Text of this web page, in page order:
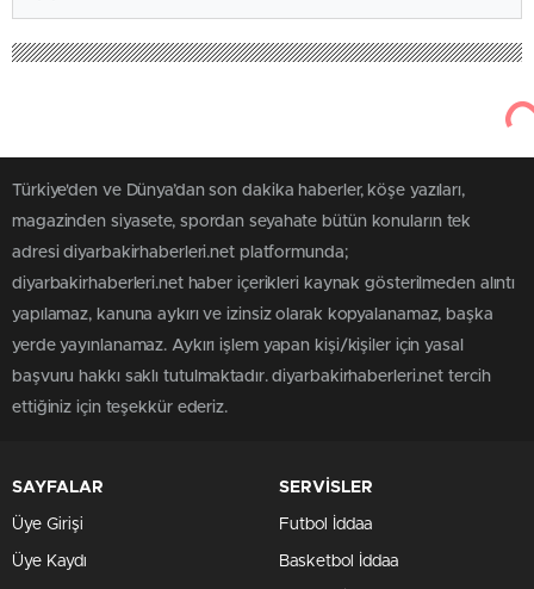
Türkiye'den ve Dünya’dan son dakika haberler, köşe yazıları,
magazinden siyasete, spordan seyahate bütün konuların tek
adresi diyarbakirhaberleri.net platformunda;
diyarbakirhaberleri.net haber içerikleri kaynak gösterilmeden alıntı
yapılamaz, kanuna aykırı ve izinsiz olarak kopyalanamaz, başka
yerde yayınlanamaz. Aykırı işlem yapan kişi/kişiler için yasal
başvuru hakkı saklı tutulmaktadır. diyarbakirhaberleri.net tercih
ettiğiniz için teşekkür ederiz.
SAYFALAR
Üye Girişi
Üye Kaydı
SERVİSLER
Futbol İddaa
Basketbol İddaa